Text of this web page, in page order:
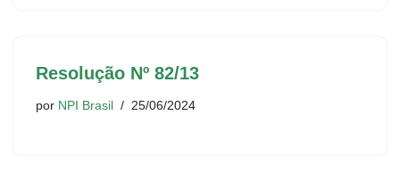
Resolução Nº 82/13
por NPI Brasil 25/06/2024